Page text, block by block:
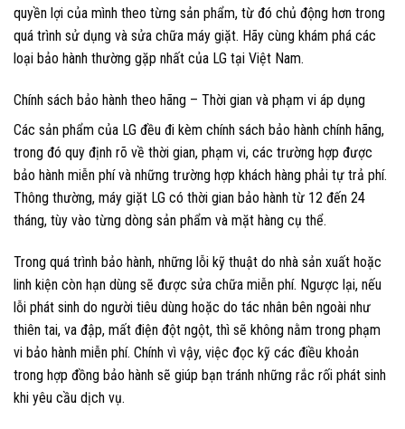
quyền lợi của mình theo từng sản phẩm, từ đó chủ động hơn trong
quá trình sử dụng và sửa chữa máy giặt. Hãy cùng khám phá các
loại bảo hành thường gặp nhất của LG tại Việt Nam.
Chính sách bảo hành theo hãng – Thời gian và phạm vi áp dụng
Các sản phẩm của LG đều đi kèm chính sách bảo hành chính hãng,
trong đó quy định rõ về thời gian, phạm vi, các trường hợp được
bảo hành miễn phí và những trường hợp khách hàng phải tự trả phí.
Thông thường, máy giặt LG có thời gian bảo hành từ 12 đến 24
tháng, tùy vào từng dòng sản phẩm và mặt hàng cụ thể.
Trong quá trình bảo hành, những lỗi kỹ thuật do nhà sản xuất hoặc
linh kiện còn hạn dùng sẽ được sửa chữa miễn phí. Ngược lại, nếu
lỗi phát sinh do người tiêu dùng hoặc do tác nhân bên ngoài như
thiên tai, va đập, mất điện đột ngột, thì sẽ không nằm trong phạm
vi bảo hành miễn phí. Chính vì vậy, việc đọc kỹ các điều khoản
trong hợp đồng bảo hành sẽ giúp bạn tránh những rắc rối phát sinh
khi yêu cầu dịch vụ.